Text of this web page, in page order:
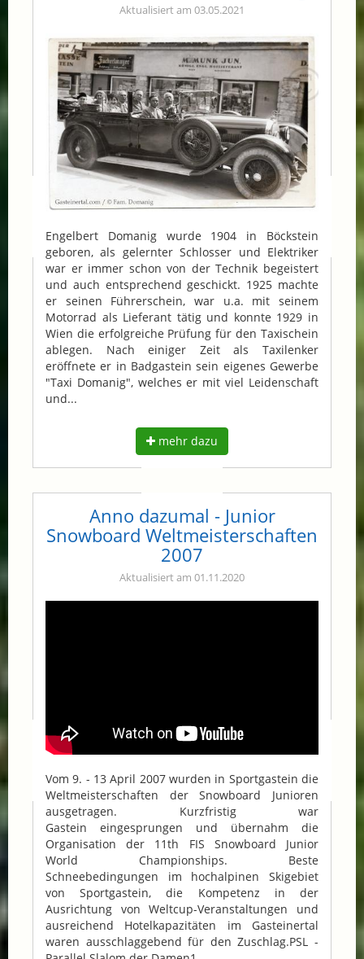
Aktualisiert am 03.05.2021
Engelbert Domanig wurde 1904 in Böckstein
geboren, als gelernter Schlosser und Elektriker
war er immer schon von der Technik begeistert
und auch entsprechend geschickt. 1925 machte
er seinen Führerschein, war u.a. mit seinem
Motorrad als Lieferant tätig und konnte 1929 in
Wien die erfolgreiche Prüfung für den Taxischein
ablegen. Nach einiger Zeit als Taxilenker
eröffnete er in Badgastein sein eigenes Gewerbe
"Taxi Domanig", welches er mit viel Leidenschaft
und...
mehr dazu
Anno dazumal - Junior
Snowboard Weltmeisterschaften
2007
Aktualisiert am 01.11.2020
Vom 9. - 13 April 2007 wurden in Sportgastein die
Weltmeisterschaften der Snowboard Junioren
ausgetragen. Kurzfristig war
Gastein eingesprungen und übernahm die
Organisation der 11th FIS Snowboard Junior
World Championships. Beste
Schneebedingungen im hochalpinen Skigebiet
von Sportgastein, die Kompetenz in der
Ausrichtung von Weltcup-Veranstaltungen und
ausreichend Hotelkapazitäten im Gasteinertal
waren ausschlaggebend für den Zuschlag.PSL -